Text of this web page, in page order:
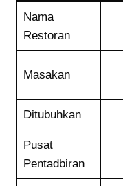
Nama
Restoran
Masakan
Ditubuhkan
Pusat
Pentadbiran